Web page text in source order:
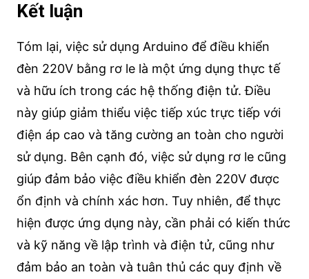
Kết luận
Tóm lại, việc sử dụng Arduino để điều khiển
đèn 220V bằng rơ le là một ứng dụng thực tế
và hữu ích trong các hệ thống điện tử. Điều
này giúp giảm thiểu việc tiếp xúc trực tiếp với
điện áp cao và tăng cường an toàn cho người
sử dụng. Bên cạnh đó, việc sử dụng rơ le cũng
giúp đảm bảo việc điều khiển đèn 220V được
ổn định và chính xác hơn. Tuy nhiên, để thực
hiện được ứng dụng này, cần phải có kiến thức
và kỹ năng về lập trình và điện tử, cũng như
đảm bảo an toàn và tuân thủ các quy định về